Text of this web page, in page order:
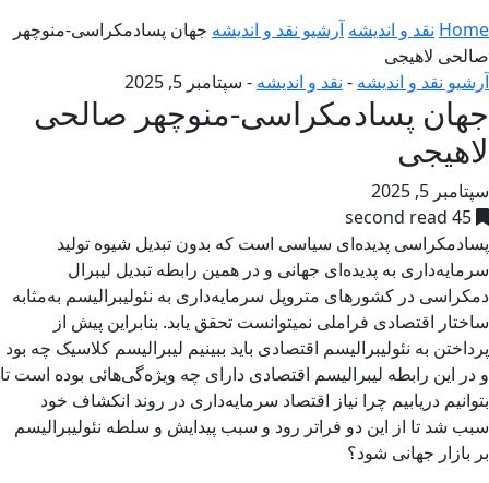
Home نقد و اندیشه آرشیو نقد و اندیشه جهان پسادمکراسی-منوچهر
صالحی لاهیجی
آرشیو نقد و اندیشه - نقد و اندیشه - سپتامبر 5, 2025
جهان پسادمکراسی-منوچهر صالحی
لاهیجی
سپتامبر 5, 2025
45 second read
پسادمکراسی پدیده‌ای سیاسی است که بدون تبدیل شیوه تولید
سرمایه‌داری به پدیده‌ای جهانی و در همین رابطه تبدیل لیبرال
دمکراسی در کشورهای متروپل سرمایه‌داری به نئولیبرالیسم به‌مثابه
ساختار اقتصادی فراملی نمیتوانست تحقق یابد. بنابراین پیش از
پرداختن به نئولیبرالیسم اقتصادی باید ببینیم لیبرالیسم کلاسیک چه بود
و در این رابطه لیبرالیسم اقتصادی دارای چه ویژه‌گی‌هائی بوده است تا
بتوانیم دریابیم چرا نیاز اقتصاد سرمایه‌داری در روند انکشاف خود
سبب شد تا از این دو فراتر رود و سبب پیدایش و سلطه نئولیبرالیسم
بر بازار جهانی شود؟